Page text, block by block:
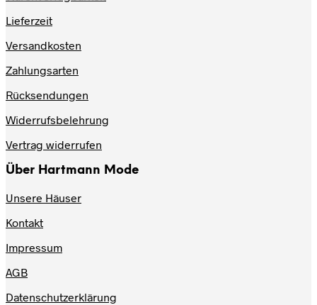
Lieferzeit
Versandkosten
Zahlungsarten
Rücksendungen
Widerrufsbelehrung
Vertrag widerrufen
Über Hartmann Mode
Unsere Häuser
Kontakt
Impressum
AGB
Datenschutzerklärung